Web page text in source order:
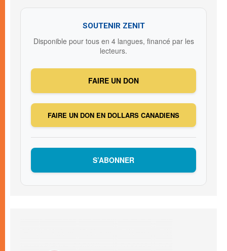
SOUTENIR ZENIT
Disponible pour tous en 4 langues, financé par les
lecteurs.
FAIRE UN DON
FAIRE UN DON EN DOLLARS CANADIENS
S’ABONNER